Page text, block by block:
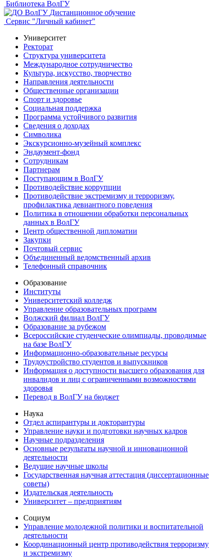
Библиотека ВолГУ
Дистанционное обучение
Сервис "Личный кабинет"
Университет
Ректорат
Структура университета
Международное сотрудничество
Культура, искусство, творчество
Направления деятельности
Общественные организации
Спорт и здоровье
Социальная поддержка
Программа устойчивого развития
Сведения о доходах
Символика
Экскурсионно-музейный комплекс
Эндаумент-фонд
Сотрудникам
Партнерам
Поступающим в ВолГУ
Противодействие коррупции
Противодействие экстремизму и терроризму,
профилактика девиантного поведения
Политика в отношении обработки персональных
данных в ВолГУ
Центр общественной дипломатии
Закупки
Почтовый сервис
Объединенный ведомственный архив
Телефонный справочник
Образование
Институты
Университетский колледж
Управление образовательных программ
Волжский филиал ВолГУ
Образование за рубежом
Всероссийские студенческие олимпиады, проводимые
на базе ВолГУ
Информационно-образовательные ресурсы
Трудоустройство студентов и выпускников
Информация о доступности высшего образования для
инвалидов и лиц с ограниченными возможностями
здоровья
Перевод в ВолГУ на бюджет
Наука
Отдел аспирантуры и докторантуры
Управление науки и подготовки научных кадров
Научные подразделения
Основные результаты научной и инновационной
деятельности
Ведущие научные школы
Государственная научная аттестация (диссертационные
советы)
Издательская деятельность
Университет – предприятиям
Социум
Управление молодежной политики и воспитательной
деятельности
Координационный центр противодействия терроризму
и экстремизму